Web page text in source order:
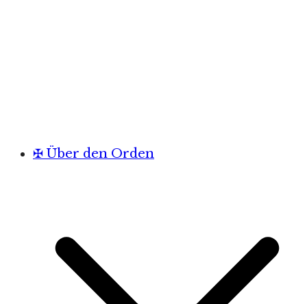
✠ Über den Orden